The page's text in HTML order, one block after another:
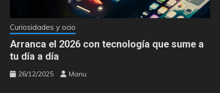
Curiosidades y ocio
Arranca el 2026 con tecnología que sume a
tu día a día
26/12/2025 Manu